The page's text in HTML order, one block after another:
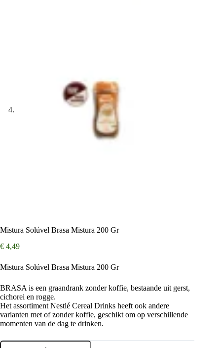
Mistura Solúvel Brasa Mistura 200 Gr
€ 4,49
Mistura Solúvel Brasa Mistura 200 Gr
BRASA is een graandrank zonder koffie, bestaande uit gerst,
cichorei en rogge.
Het assortiment Nestlé Cereal Drinks heeft ook andere
varianten met of zonder koffie, geschikt om op verschillende
momenten van de dag te drinken.
Mistura